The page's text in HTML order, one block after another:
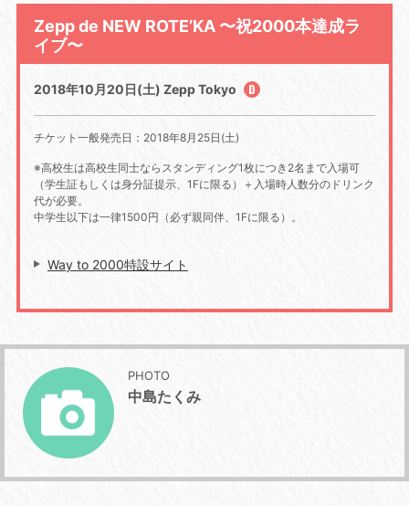
Zepp de NEW ROTE’KA 〜祝2000本達成ラ
イブ〜
2018年10月20日(土) Zepp Tokyo
チケット一般発売日：2018年8月25日(土)
※高校生は高校生同士ならスタンディング1枚につき2名まで入場可
（学生証もしくは身分証提示、1Fに限る）＋入場時人数分のドリンク
代が必要。
中学生以下は一律1500円（必ず親同伴、1Fに限る）。
Way to 2000特設サイト
PHOTO
中島たくみ